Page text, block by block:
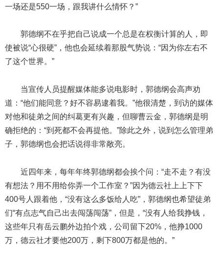
一场还是550一场，跟我讲什么情怀？”
郭德纲不在乎把自己说成一个总是在权衡计算的人，即
使被说“心很硬”，他也会延续着那股气势说：“因为你左右不
了这个世界。”
当宣传人员提醒媒体能多说电影时，郭德纲会高声劝
道：“他们能同意？好不容易逮着我。”他很清楚，到访的媒体
对他和徒弟之间的纠葛更有兴趣，但聊曹云金，郭德纲是明
确拒绝的：“到死都不会再提他。”除此之外，说到怎么管理弟
子，郭德纲也会把话说得非常敞亮。
近四年来，每年年终郭德纲都会挨个问：“走不走？有没
有想法？用不用给你弄一个工作室？”因为德云社上上下下
400号人跟着他，“没有这么多饭给人吃”，郭德纲也希望徒弟
们“有点志气自己出去闯荡闯荡”，但是，“没有人给我挣钱，
这些年只有岳云鹏外边拍个戏，公司留下20%，他挣1000
万，德云社才要他200万，剩下800万都是他的。”